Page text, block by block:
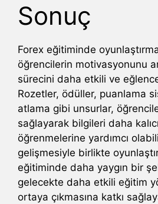
Sonuç
Forex eğitiminde
öğrencilerin motivasyonunu
sürecini daha etkili ve
Rozetler, ödüller, puanlama
atlama gibi unsurlar,
sağlayarak bilgileri daha
öğrenmelerine yardımcı
gelişmesiyle birlikte
eğitiminde daha yaygın bir
gelecekte daha etkili eğitim
ortaya çıkmasına katkı